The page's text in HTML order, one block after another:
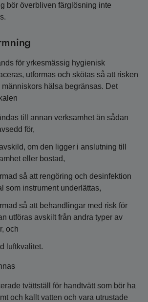
bör överbliven färglösning inte
för yrkesmässig hygienisk
utformas och skötas så att risken
hälsa begränsas. Det
till annan verksamhet än sådan
för,
om den ligger i anslutning till
eller bostad,
så att rengöring och desinfektion
som instrument underlättas,
så att behandlingar med risk för
utföras avskilt från andra typer av
och
luftkvalitet.
tvättställ för handtvätt som bör ha
och kallt vatten och vara utrustade